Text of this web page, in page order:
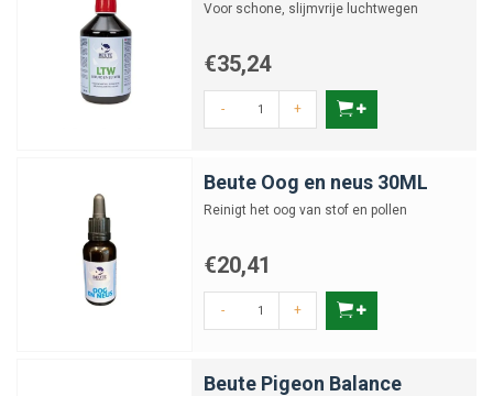
Voor schone, slijmvrije luchtwegen
€35,24
- +
Beute Oog en neus 30ML
Reinigt het oog van stof en pollen
€20,41
- +
Beute Pigeon Balance